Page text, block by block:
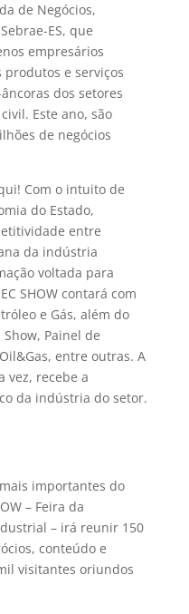
de Negócios,
ES, que
empresários
e serviços
dos setores
Este ano, são
de negócios
Com o intuito de
do Estado,
entre
da indústria
voltada para
SHOW contará com
e Gás, além do
Show, Painel de
entre outras. A
vez, recebe a
da indústria do setor.
importantes do
– Feira da
– irá reunir 150
conteúdo e
visitantes oriundos